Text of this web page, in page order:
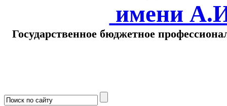
имени
Государственное бюджетное